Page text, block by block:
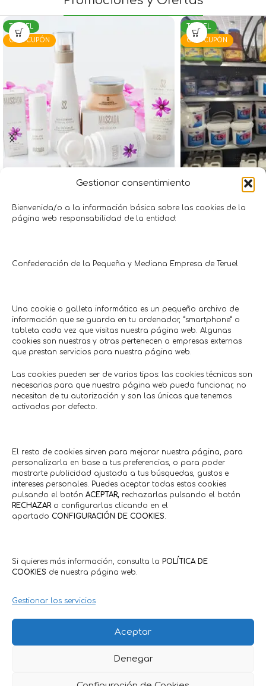
Gestionar consentimiento
Bienvenida/o a la información básica sobre las cookies de la
página web responsabilidad de la entidad:
Confederación de la Pequeña y Mediana Empresa de Teruel
Una cookie o galleta informática es un pequeño archivo de
información que se guarda en tu ordenador, “smartphone” o
tableta cada vez que visitas nuestra página web. Algunas
cookies son nuestras y otras pertenecen a empresas externas
que prestan servicios para nuestra página web.
Las cookies pueden ser de varios tipos: las cookies técnicas son
necesarias para que nuestra página web pueda funcionar, no
necesitan de tu autorización y son las únicas que tenemos
activadas por defecto.
El resto de cookies sirven para mejorar nuestra página, para
personalizarla en base a tus preferencias, o para poder
mostrarte publicidad ajustada a tus búsquedas, gustos e
intereses personales. Puedes aceptar todas estas cookies
pulsando el botón ACEPTAR, rechazarlas pulsando el botón
RECHAZARo configurarlas clicando en el
apartado CONFIGURACIÓN DE COOKIES.
Si quieres más información, consulta la POLÍTICA DE
COOKIES de nuestra página web.
Gestionar los servicios
Aceptar
Denegar
TERUEL
CON CUPÓN
productos Massada
TERUEL
CON CUPÓN
10%
Comercios en actívaTe
Política de Privacidad·Política de Cookies